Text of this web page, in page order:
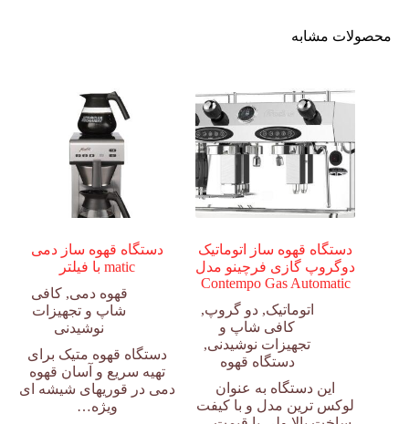
محصولات مشابه
دستگاه قهوه ساز اتوماتیک
دوگروپ گازی فرچینو مدل
Contempo Gas Automatic
اتوماتیک,دو گروپ,
کافی شاپ و
تجهیزات نوشیدنی,
دستگاه قهوه
این دستگاه به عنوان
لوکس ترین مدل و با کیفت
دستگاه قهوه ساز دمی
matic با فیلتر
قهوه دمی,کافی
شاپ و تجهیزات
نوشیدنی
دستگاه قهوه متیک برای
تهیه سریع و آسان قهوه
دمی در قوریهای شیشه ای
ویژه…